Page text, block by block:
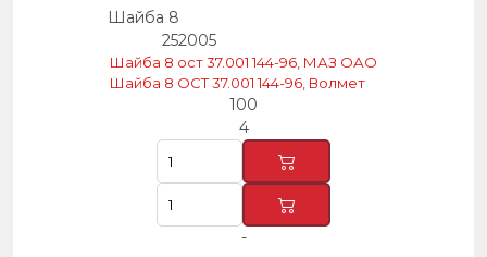
Шайба 8
252005
Шайба 8 ост 37.001 144-96, МАЗ ОАО
Шайба 8 ОСТ 37.001 144-96, Волмет
100
4
-